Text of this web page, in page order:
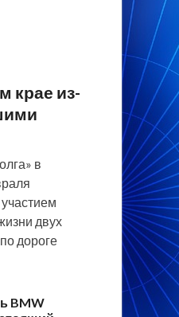
крае из-
в
двух
дороге
BMW